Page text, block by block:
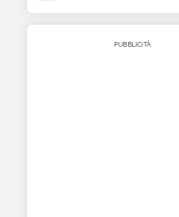
PUBBLICITÀ